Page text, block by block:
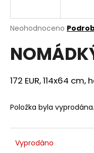
Průměrné
produktu
je
z
5
Neohodnoceno
172 EUR, 114x64
Položka byla
Vyprodáno
j
t
?